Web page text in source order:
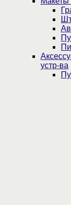
устр-ва